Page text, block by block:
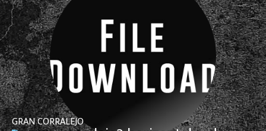
View File
GRAN CORRALEJO